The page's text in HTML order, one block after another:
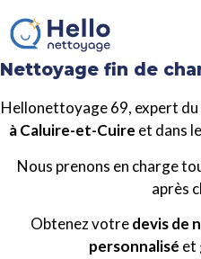
Nettoyage fin de
Hellonettoyage 69, expert du
à Caluire-et-Cuire et dans
Nous prenons en charge
après
Obtenez votredevis de
personnalisé et